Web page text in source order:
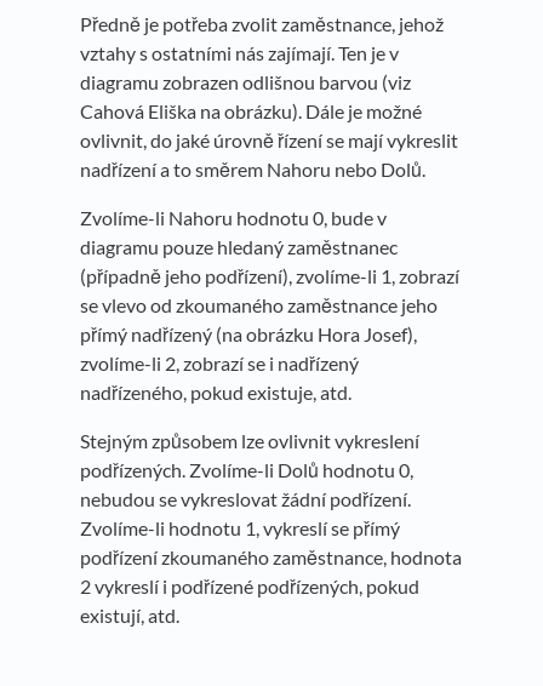
Předně je potřeba zvolit zaměstnance, jehož
vztahy s ostatními nás zajímají. Ten je v
diagramu zobrazen odlišnou barvou (viz
Cahová Eliška na obrázku). Dále je možné
ovlivnit, do jaké úrovně řízení se mají vykreslit
nadřízení a to směrem Nahoru nebo Dolů.
Zvolíme-li Nahoru hodnotu 0, bude v
diagramu pouze hledaný zaměstnanec
(případně jeho podřízení), zvolíme-li 1, zobrazí
se vlevo od zkoumaného zaměstnance jeho
přímý nadřízený (na obrázku Hora Josef),
zvolíme-li 2, zobrazí se i nadřízený
nadřízeného, pokud existuje, atd.
Stejným způsobem lze ovlivnit vykreslení
podřízených. Zvolíme-li Dolů hodnotu 0,
nebudou se vykreslovat žádní podřízení.
Zvolíme-li hodnotu 1, vykreslí se přímý
podřízení zkoumaného zaměstnance, hodnota
2 vykreslí i podřízené podřízených, pokud
existují, atd.